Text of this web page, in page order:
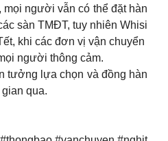
người vẫn có thể đặt hàn
sàn TMĐT, tuy nhiên Whisi
khi các đơn vị vận chuyển
người thông cảm.
tưởng lựa chọn và đồng hàn
qua.